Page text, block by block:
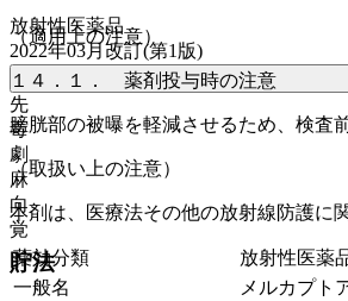
（適用上の注意）
１４．１． 薬剤投与時の注意
膀胱部の被曝を軽減させるため、検査
（取扱い上の注意）
本剤は、医療法その他の放射線防護に
貯法
放射性医薬品
2022年03月改訂(第1版)
先
毒
劇
麻
向
覚
薬効分類
放射性医薬
一般名
メルカプト